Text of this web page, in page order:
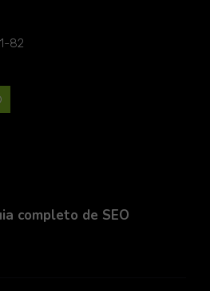
82
completo de SEO